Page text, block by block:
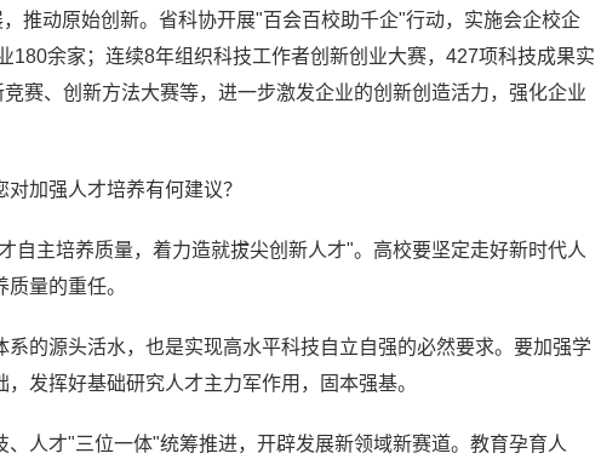
推动原始创新。省科协开展"百会百校助千企"行动，实施会企校企
180余家；连续8年组织科技工作者创新创业大赛，427项科技成果实
赛、创新方法大赛等，进一步激发企业的创新创造活力，强化企业
加强人才培养有何建议？
自主培养质量，着力造就拔尖创新人才"。高校要坚定走好新时代人
量的重任。
的源头活水，也是实现高水平科技自立自强的必然要求。要加强学
发挥好基础研究人才主力军作用，固本强基。
人才"三位一体"统筹推进，开辟发展新领域新赛道。教育孕育人